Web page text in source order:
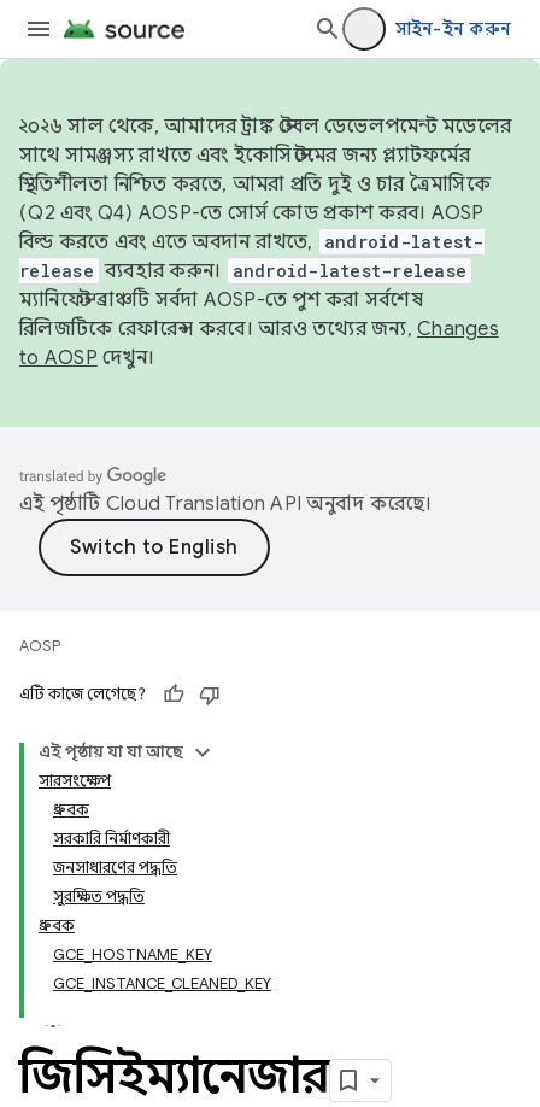
সাইন-ইন করুন
২০২৬ সাল থেকে, আমাদের ট্রাঙ্ক স্টেবল ডেভেলপমেন্ট মডেলের
সাথে সামঞ্জস্য রাখতে এবং ইকোসিস্টেমের জন্য প্ল্যাটফর্মের
স্থিতিশীলতা নিশ্চিত করতে, আমরা প্রতি দুই ও চার ত্রৈমাসিকে
(Q2 এবং Q4) AOSP-তে সোর্স কোড প্রকাশ করব। AOSP
বিল্ড করতে এবং এতে অবদান রাখতে,
android-latest-
release ব্যবহার করুন। android-latest-release
ম্যানিফেস্ট ব্রাঞ্চটি সর্বদা AOSP-তে পুশ করা সর্বশেষ
রিলিজটিকে রেফারেন্স করবে। আরও তথ্যের জন্য, Changes
to AOSP দেখুন।
এই পৃষ্ঠাটি Cloud Translation API অনুবাদ করেছে।
AOSP
এটি কাজে লেগেছে?
এই পৃষ্ঠায় যা যা আছে
সারসংক্ষেপ
ধ্রুবক
সরকারি নির্মাণকারী
জনসাধারণের পদ্ধতি
সুরক্ষিত পদ্ধতি
ধ্রুবক
GCE_HOSTNAME_KEY
GCE_INSTANCE_CLEANED_KEY
জিসিইম্যানেজার